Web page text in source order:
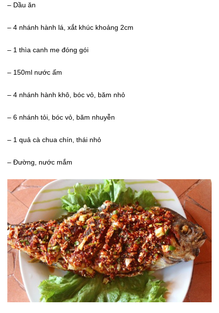
– Dầu ăn
– 4 nhánh hành lá, xắt khúc khoảng 2cm
– 1 thìa canh me đóng gói
– 150ml nước ấm
– 4 nhánh hành khô, bóc vỏ, băm nhỏ
– 6 nhánh tỏi, bóc vỏ, băm nhuyễn
– 1 quả cà chua chín, thái nhỏ
– Đường, nước mắm